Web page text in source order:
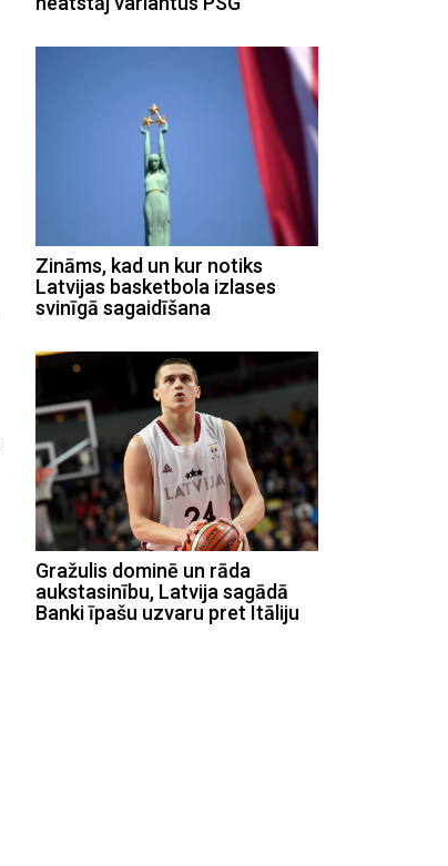
Zināms, kad un kur notiks
Latvijas basketbola izlases
svinīgā sagaidīšana
Gražulis dominē un rāda
aukstasinību, Latvija sagādā
Banki īpašu uzvaru pret Itāliju